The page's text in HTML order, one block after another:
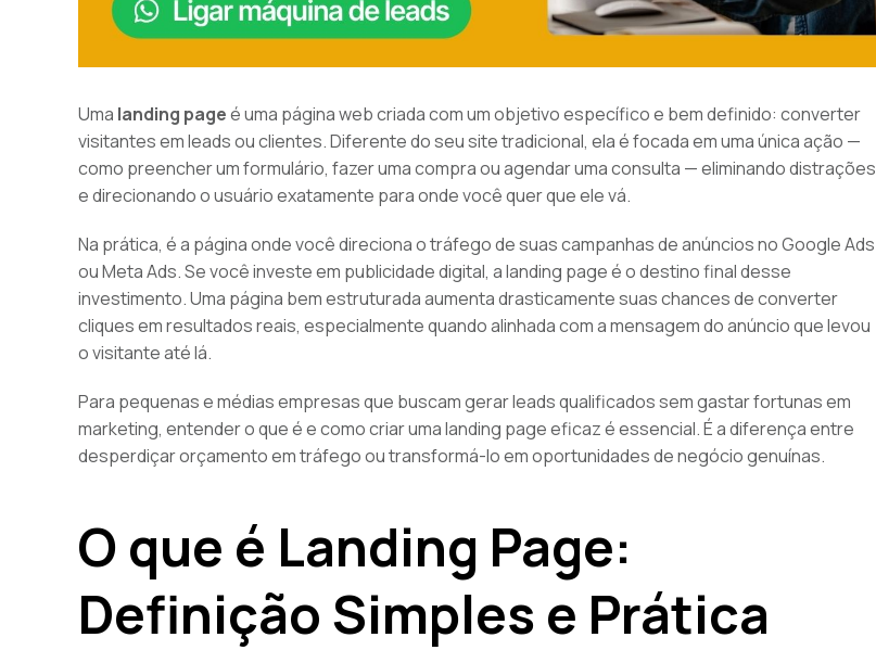
Uma landing pageé uma página web criada com um objetivo específico e bem definido: converter
visitantes em leads ou clientes. Diferente do seu site tradicional, ela é focada em uma única ação —
como preencher um formulário, fazer uma compra ou agendar uma consulta — eliminando distrações
e direcionando o usuário exatamente para onde você quer que ele vá.
Na prática, é a página onde você direciona o tráfego de suas campanhas de anúncios no Google Ads
ou Meta Ads. Se você investe em publicidade digital, a landing page é o destino final desse
investimento. Uma página bem estruturada aumenta drasticamente suas chances de converter
cliques em resultados reais, especialmente quando alinhada com a mensagem do anúncio que levou
o visitante até lá.
Para pequenas e médias empresas que buscam gerar leads qualificados sem gastar fortunas em
marketing, entender o que é e como criar uma landing page eficaz é essencial. É a diferença entre
desperdiçar orçamento em tráfego ou transformá-lo em oportunidades de negócio genuínas.
O que é Landing Page:
Definição Simples e Prática